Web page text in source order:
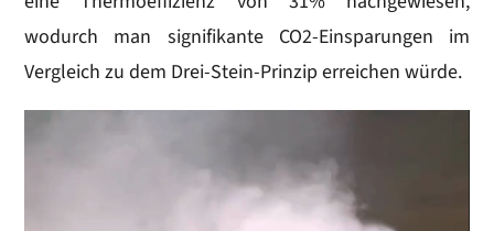
wodurch man signifikante CO2-Einsparungen im
Vergleich zu dem Drei-Stein-Prinzip erreichen würde.
Video-